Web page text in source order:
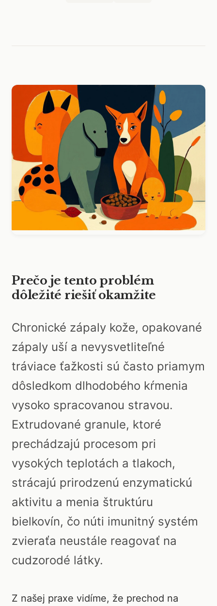
Prečo je tento problém
dôležité riešiť okamžite
Chronické zápaly kože, opakované
zápaly uší a nevysvetliteľné
tráviace ťažkosti sú často priamym
dôsledkom dlhodobého kŕmenia
vysoko spracovanou stravou.
Extrudované granule, ktoré
prechádzajú procesom pri
vysokých teplotách a tlakoch,
strácajú prirodzenú enzymatickú
aktivitu a menia štruktúru
bielkovín, čo núti imunitný systém
zvieraťa neustále reagovať na
cudzorodé látky.
Z našej praxe vidíme, že prechod na